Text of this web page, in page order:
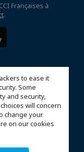
to ease it
Some
and security,
will concern
change your
on our cookies
Françaises à
.